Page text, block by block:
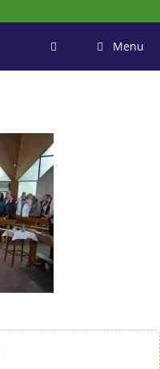
Menu